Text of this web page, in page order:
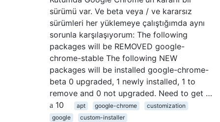
sürümü var. Ve beta veya / ve kararsız
sürümleri her yüklemeye çalıştığımda aynı
sorunla karşılaşıyorum: The following
packages will be REMOVED google-
chrome-stable The following NEW
packages will be installed google-chrome-
beta 0 upgraded, 1 newly installed, 1 to
remove and 0 not upgraded. Need to get …
10
apt google-chrome
customization
google
custom-installer